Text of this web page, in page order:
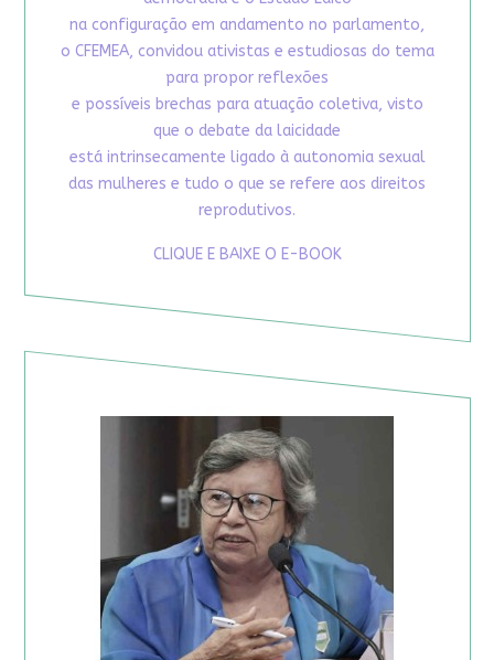
na configuração em andamento no parlamento,
o CFEMEA, convidou ativistas e estudiosas do tema
para propor reflexões
e possíveis brechas para atuação coletiva, visto
que o debate da laicidade
está intrinsecamente ligado à autonomia sexual
das mulheres e tudo o que se refere aos direitos
reprodutivos.
CLIQUE E BAIXE O E-BOOK